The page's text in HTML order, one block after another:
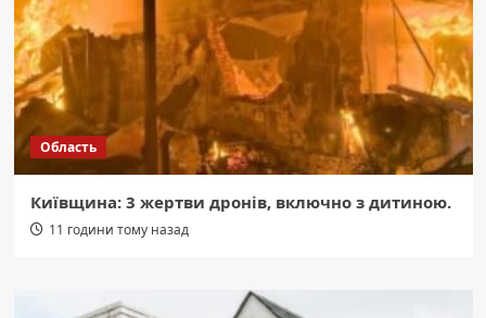
Область
Київщина: 3 жертви дронів, включно з дитиною.
11 години тому назад